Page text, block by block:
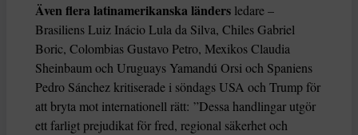
Även flera latinamerikanska länders ledare –
Brasiliens Luiz Inácio Lula da Silva, Chiles Gabriel
Boric, Colombias Gustavo Petro, Mexikos Claudia
Sheinbaum och Uruguays Yamandú Orsi och Spaniens
Pedro Sánchez kritiserade i söndags USA och Trump för
att bryta mot internationell rätt: ”Dessa handlingar utgör
ett farligt prejudikat för fred, regional säkerhet och